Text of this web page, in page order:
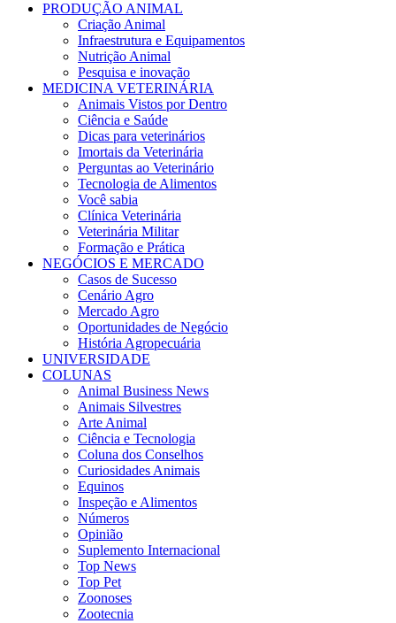
PRODUÇÃO ANIMAL
Criação Animal
Infraestrutura e Equipamentos
Nutrição Animal
Pesquisa e inovação
MEDICINA VETERINÁRIA
Animais Vistos por Dentro
Ciência e Saúde
Dicas para veterinários
Imortais da Veterinária
Perguntas ao Veterinário
Tecnologia de Alimentos
Você sabia
Clínica Veterinária
Veterinária Militar
Formação e Prática
NEGÓCIOS E MERCADO
Casos de Sucesso
Cenário Agro
Mercado Agro
Oportunidades de Negócio
História Agropecuária
UNIVERSIDADE
COLUNAS
Animal Business News
Animais Silvestres
Arte Animal
Ciência e Tecnologia
Coluna dos Conselhos
Curiosidades Animais
Equinos
Inspeção e Alimentos
Números
Opinião
Suplemento Internacional
Top News
Top Pet
Zoonoses
Zootecnia